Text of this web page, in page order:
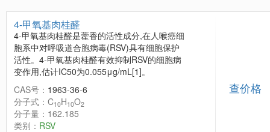
4-甲氧基肉桂醛
4-甲氧基肉桂醛是藿香的活性成分,在人喉癌细
胞系中对呼吸道合胞病毒(RSV)具有细胞保护
活性。4-甲氧基肉桂醛有效抑制RSV的细胞病
变作用,估计IC50为0.055μg/mL[1]。
CAS号： 1963-36-6
分子式：C10H10O2
分子量：162.185
类别： RSV
查价格